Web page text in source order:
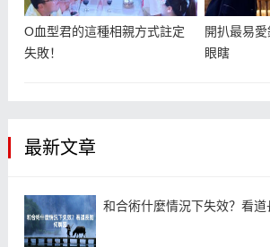
O血型君的這種相親方式註定
失敗！
開扒最易
眼瞎
最新文章
和合術什麼情況下失效？看道